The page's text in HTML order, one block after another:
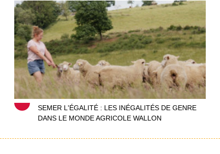
Agricultrices, semer l’égalité
SEMER L'ÉGALITÉ : LES INÉGALITÉS DE GENRE
DANS LE MONDE AGRICOLE WALLON